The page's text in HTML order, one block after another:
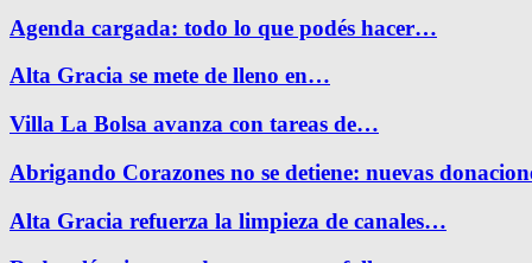
Agenda cargada: todo lo que podés hacer…
Alta Gracia se mete de lleno en…
Villa La Bolsa avanza con tareas de…
Abrigando Corazones no se detiene: nuevas
Alta Gracia refuerza la limpieza de canales…